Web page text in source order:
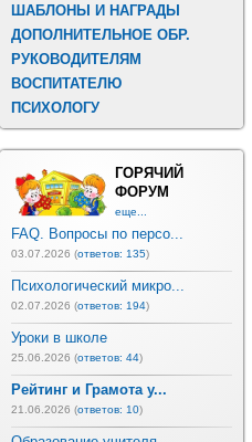
ШАБЛОНЫ И НАГРАДЫ
ДОПОЛНИТЕЛЬНОЕ ОБР.
РУКОВОДИТЕЛЯМ
ВОСПИТАТЕЛЮ
ПСИХОЛОГУ
ГОРЯЧИЙ
ФОРУМ
еще...
FAQ. Вопросы по персо...
03.07.2026 (ответов: 135)
Психологический микро...
02.07.2026 (ответов: 194)
Уроки в школе
25.06.2026 (ответов: 44)
Рейтинг и Грамота у...
21.06.2026 (ответов: 10)